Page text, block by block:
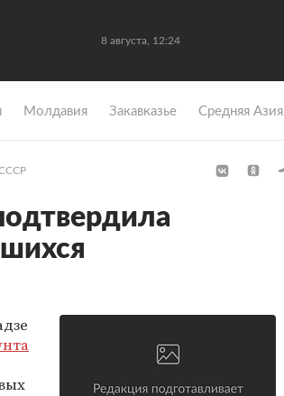
8 августа, 12:24
Молдавия Закавказье Средняя Азия